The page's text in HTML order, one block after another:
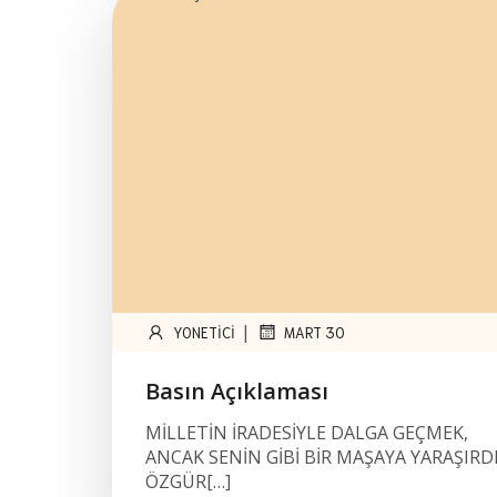
YONETICI | MART 30
Basın Açıklaması
MİLLETİN İRADESİYLE DALGA GEÇMEK,
ANCAK SENİN GİBİ BİR MAŞAYA
ÖZGÜR[…]